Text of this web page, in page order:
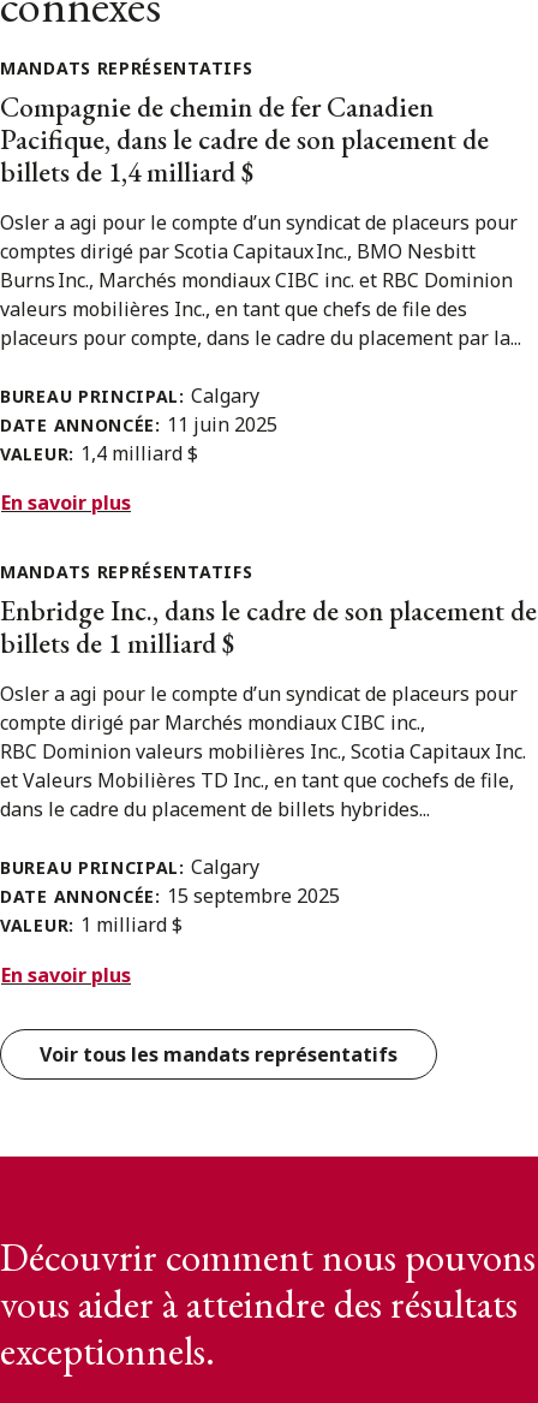
MANDATS REPRÉSENTATIFS
Compagnie de chemin de fer Canadien
Pacifique, dans le cadre de son placement de
billets de 1,4 milliard $
Osler a agi pour le compte d’un syndicat de placeurs pour
comptes dirigé par Scotia Capitaux Inc., BMO Nesbitt
Burns Inc., Marchés mondiaux CIBC inc. et RBC Dominion
valeurs mobilières Inc., en tant que chefs de file des
placeurs pour compte, dans le cadre du placement par la...
BUREAU PRINCIPAL: Calgary
DATE ANNONCÉE: 11 juin 2025
VALEUR: 1,4 milliard $
En savoir plus
MANDATS REPRÉSENTATIFS
Enbridge Inc., dans le cadre de son placement de
billets de 1 milliard $
Osler a agi pour le compte d’un syndicat de placeurs pour
compte dirigé par Marchés mondiaux CIBC inc.,
RBC Dominion valeurs mobilières Inc., Scotia Capitaux Inc.
et Valeurs Mobilières TD Inc., en tant que cochefs de file,
dans le cadre du placement de billets hybrides...
BUREAU PRINCIPAL: Calgary
DATE ANNONCÉE: 15 septembre 2025
VALEUR: 1 milliard $
En savoir plus
Voir tous les mandats représentatifs
Découvrir comment nous pouvons
vous aider à atteindre des résultats
exceptionnels.